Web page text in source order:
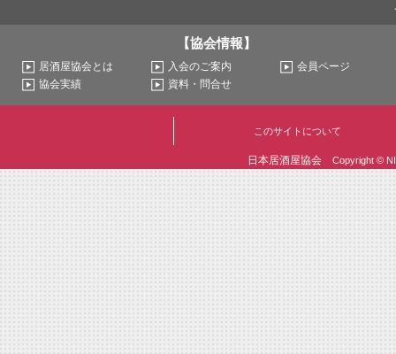
【協会情報】
居酒屋協会とは
協会実績
入会のご案内
資料・問合せ
会員ページ
このサイトについて
日本居酒屋協会 Copyright ©